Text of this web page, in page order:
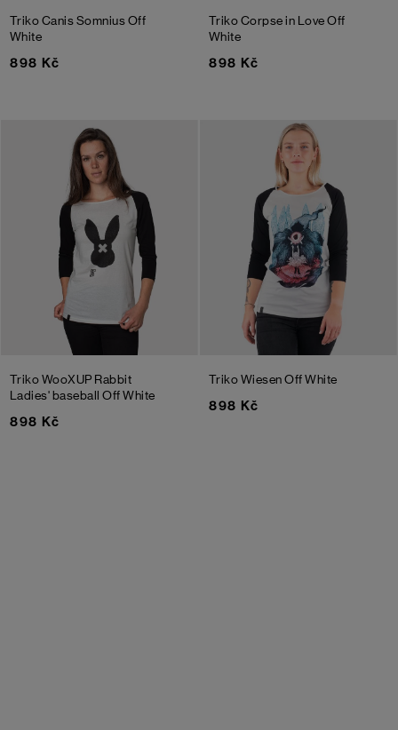
Triko Canis SomniusOff
White
898 Kč
Triko Corpse in LoveOff
White
898 Kč
Triko WooXUP Rabbit
Ladies' baseballOff White
898 Kč
Triko WiesenOff White
898 Kč